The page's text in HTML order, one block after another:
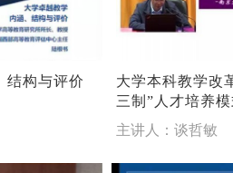
结构与评价
大学本科教学
三制”人才培养
主讲人：谈哲敏